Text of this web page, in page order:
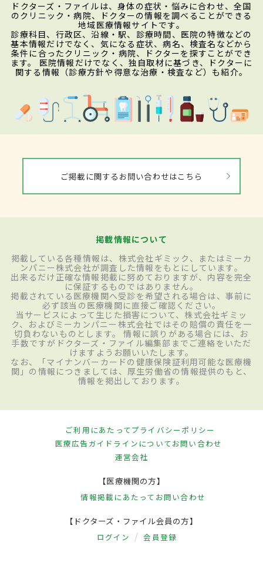
ドクターズ・ファイルは、身体の症状・悩みに合わせ、全国
のクリニック・病院、ドクターの情報を調べることができる
地域医療情報サイトです。
診療科目、行政区、沿線・駅、診療時間、医院の特徴などの
基本情報だけでなく、気になる症状、病名、検査名などから
条件に合ったクリニック・病院、ドクターを探すことができ
ます。 医院情報だけでなく、独自取材に基づき、ドクターに
関する情報（診療方針や得意な治療・検査など）も紹介。
ご掲載に関するお問い合わせはこちら
掲載情報について
掲載している各種情報は、株式会社ギミック、またはミーカ
ンパニー株式会社が調査した情報をもとにしています。
出来るだけ正確な情報掲載に努めておりますが、内容を完全
に保証するものではありません。
掲載されている医療機関へ受診を希望される場合は、事前に
必ず該当の医療機関に直接ご確認ください。
当サービスによって生じた損害について、株式会社ギミッ
ク、およびミーカンパニー株式会社ではその賠償の責任を一
切負わないものとします。 情報に誤りがある場合には、お
手数ですがドクターズ・ファイル編集部までご連絡をいただ
けますようお願いいたします。
なお、「マイナンバーカードの健康保険証利用可能な医療機
関」の情報につきましては、厚生労働省の情報提供のもと、
情報を掲出しております。
ご利用にあたってプライバシーポリシー
医療広告ガイドラインについてお問い合わせ
運営会社
【医療機関の方】
情報掲載にあたって お問い合わせ
【ドクターズ・ファイル会員の方】
ログイン 会員登録